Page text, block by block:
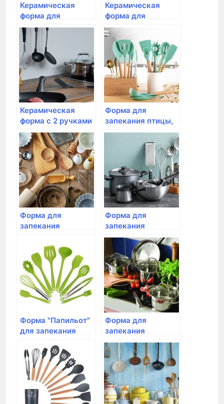
Керамическая
форма для
запекания с 2мя
ручками Inhouse,
CUCINA 28×16.5×6
см
Керамическая
форма для
запекания с 2мя
ручками Inhouse,
CUCINA
20.6x13x5см
Керамическая
форма с 2 ручками
Inhouse CUISINE
37×20.5×7 см,
белая
Форма для
запекания птицы,
Emile Henry, цвет
Форма для
запекания
Henry, 34,5 см
(цвет: крем)
Форма для
запекания
прямоугольная,Emile
Henry, 42×27 см
цвет: крем
Форма "Папильот"
для запекания
цвет: гранат
Форма для
запекания
квадратная, Emile
Henry, 28см, цвет:
крем